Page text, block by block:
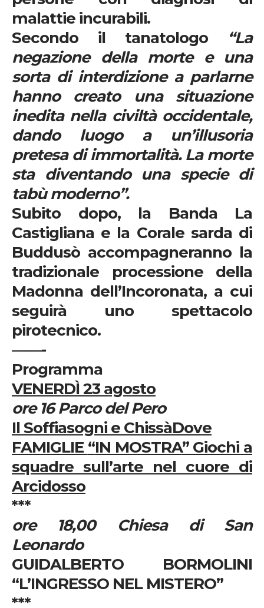
malattie incurabili.
Secondo il tanatologo
“La
negazione della morte e una
sorta di interdizione a parlarne
hanno creato una situazione
inedita nella civiltà occidentale,
dando luogo a un’illusoria
pretesa di immortalità. La morte
sta diventando una specie di
tabùmoderno”.
Subito dopo, la Banda La
Castigliana e la Corale sarda di
Buddusò accompagneranno la
tradizionale processione della
Madonna dell’Incoronata, a cui
seguirà uno spettacolo
pirotecnico.
——-
Programma
VENERDÌ 23 agosto
ore 16 Parco del Pero
Il Soffiasogni e ChissàDove
FAMIGLIE “IN MOSTRA” Giochi a
squadre sull’arte nel cuore di
Arcidosso
***
ore 18,00 Chiesa di San
Leonardo
GUIDALBERTO BORMOLINI
“L’INGRESSO NEL MISTERO”
***